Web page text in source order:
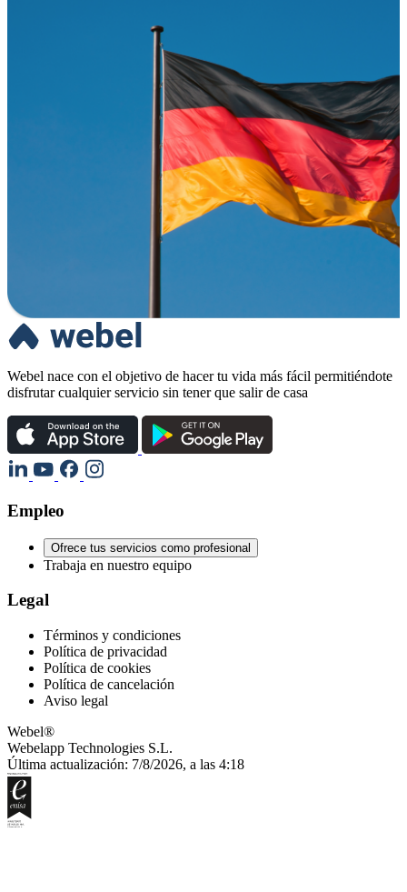
Webel nace con el objetivo de hacer tu vida más fácil permitiéndote
disfrutar cualquier servicio sin tener que salir de casa
Empleo
Ofrece tus servicios como profesional
Trabaja en nuestro equipo
Legal
Términos y condiciones
Política de privacidad
Política de cookies
Política de cancelación
Aviso legal
Webel®
Webelapp Technologies S.L.
Última actualización: 7/8/2026, a las 4:18